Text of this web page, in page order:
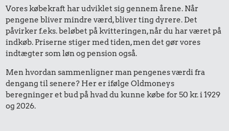
Vores købekraft har udviklet sig gennem årene. Når
pengene bliver mindre værd, bliver ting dyrere. Det
påvirker f.eks. beløbet på kvitteringen, når du har været på
indkøb. Priserne stiger med tiden, men det gør vores
indtægter som løn og pension også.
Men hvordan sammenligner man pengenes værdi fra
dengang til senere? Her er ifølge Oldmoneys
beregninger et bud på hvad du kunne købe for 50 kr. i 1929
og 2026.